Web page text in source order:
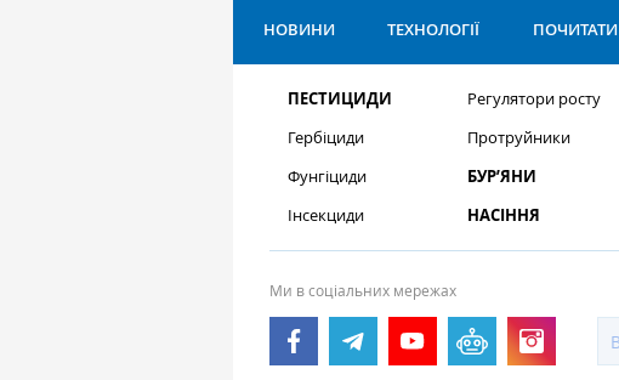
НОВИНИ ТЕХНОЛОГІЇ ПОЧИТАТИ
ПЕСТИЦИДИ
Гербіциди
Фунгіциди
Інсекциди
Регулятори росту
Протруйники
БУР’ЯНИ
НАСІННЯ
Ми в соціальних мережах